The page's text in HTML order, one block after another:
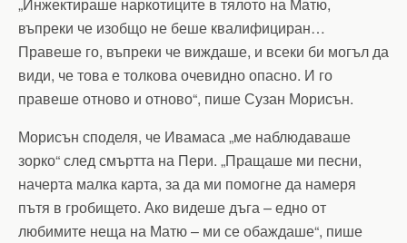
въпреки че изобщо не беше квалифициран…
Правеше го, въпреки че виждаше, и всеки би могъл да
види, че това е толкова очевидно опасно. И го
правеше отново и отново“, пише Сузан Морисън.
Морисън споделя, че Ивамаса „ме наблюдаваше
зорко“ след смъртта на Пери. „Пращаше ми песни,
начерта малка карта, за да ми помогне да намеря
пътя в гробището. Ако видеше дъга – едно от
любимите неща на Матю – ми се обаждаше“, пише